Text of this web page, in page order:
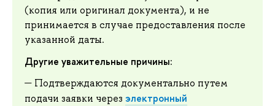
(копия или оригинал документа), и не
принимается в случае предоставления после
указанной даты.
Другие уважительные причины:
Подтверждаются документально путем
подачи заявки через электронный